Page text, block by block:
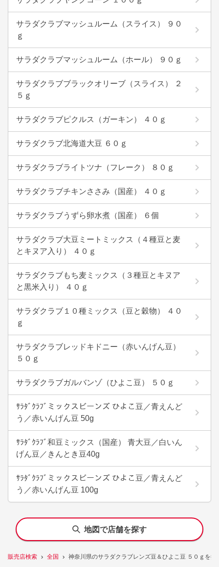
販売店検索 全国 神奈川県のサラダクラブレンズ豆＆ひよこ豆 ５０ｇを扱
サラダクラブマッシュルーム（スライス） ９０
ｇ
サラダクラブマッシュルーム（ホール） ９０ｇ
サラダクラブブラックオリーブ（スライス） ２
５ｇ
サラダクラブピクルス（ガーキン） ４０ｇ
サラダクラブ北海道大豆 ６０ｇ
サラダクラブライトツナ（フレーク） ８０ｇ
サラダクラブチキンささみ（国産） ４０ｇ
サラダクラブうずら卵水煮（国産） ６個
サラダクラブ大豆ミートミックス（４種豆と麦
とキヌア入り） ４０ｇ
サラダクラブもち麦ミックス（３種豆とキヌア
と黒米入り） ４０ｇ
サラダクラブ１０種ミックス（豆と穀物） ４０
ｇ
サラダクラブレッドキドニー（赤いんげん豆）
５０ｇ
サラダクラブガルバンゾ（ひよこ豆） ５０ｇ
ｻﾗﾀﾞｸﾗﾌﾞミックスビーンズ ひよこ豆／青えんど
う／赤いんげん豆 50g
ｻﾗﾀﾞｸﾗﾌﾞ和豆ミックス（国産） 青大豆／白いん
げん豆／きんとき豆40g
ｻﾗﾀﾞｸﾗﾌﾞミックスビーンズ ひよこ豆／青えんど
う／赤いんげん豆 100g
地図で店舗を探す